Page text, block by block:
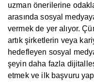
uzman önerilerine
arasında sosyal
vermek de yer alıyor.
artık şirketlerin veya
hedefleyen sosyal
şeyin daha fazla
etmek ve ilk başvuru